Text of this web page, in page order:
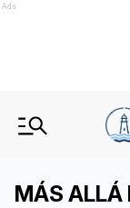
Ads
MÁS ALLÁ